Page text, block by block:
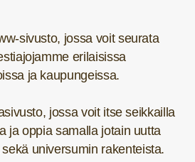
sivusto, jossa voit seurata
erilaisissa
ja kaupungeissa.
jossa voit itse seikkailla
ja oppia samalla jotain uutta
universumin rakenteista.